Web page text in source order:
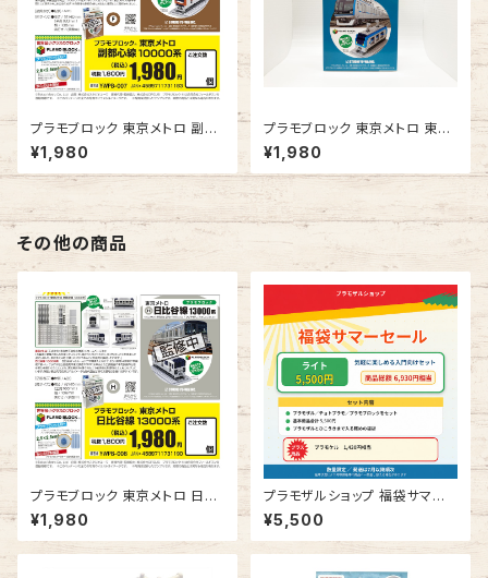
プラモブロック 東京メトロ 副都
心線 10000系
¥1,980
プラモブロック 東京メトロ 東西
線 15000系
¥1,980
その他の商品
プラモブロック 東京メトロ 日比
谷線 13000系
¥1,980
プラモザルショップ 福袋サマー
セール ライト
¥5,500